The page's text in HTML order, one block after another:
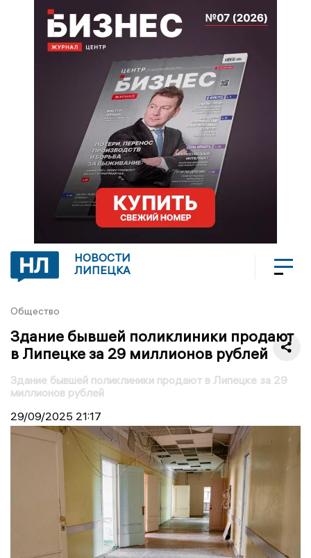
НОВОСТИ
ЛИПЕЦКА
Общество
Здание бывшей поликлиники продают
в Липецке за 29 миллионов рублей
Здание бывшей поликлиники продают в Липецке за 29
миллионов рублей
29/09/2025 21:17